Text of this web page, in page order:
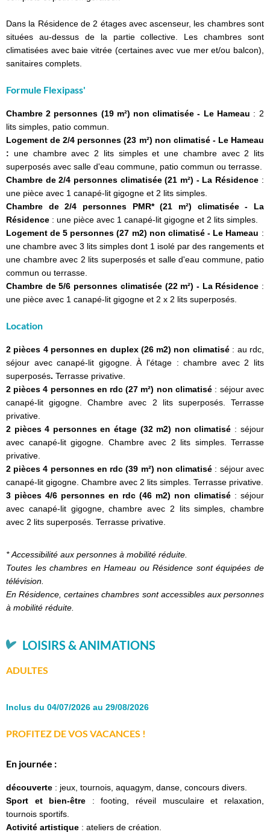
Dans la Résidence de 2 étages avec ascenseur, les chambres sont
situées au-dessus de la partie collective. Les chambres sont
climatisées avec baie vitrée (certaines avec vue mer et/ou balcon),
sanitaires complets.
Formule Flexipass'
Chambre 2 personnes (19 m²) non climatisée - Le Hameau : 2
lits simples, patio commun.
Logement de 2/4 personnes (23 m²) non climatisé - Le Hameau
: une chambre avec 2 lits simples et une chambre avec 2 lits
superposés avec salle d'eau commune, patio commun ou terrasse.
Chambre de 2/4 personnes climatisée (21 m²) - La Résidence :
une pièce avec 1 canapé-lit gigogne et 2 lits simples.
Chambre de 2/4 personnes PMR* (21 m²) climatisée - La
Résidence : une pièce avec 1 canapé-lit gigogne et 2 lits simples.
Logement de 5 personnes (27 m2) non climatisé - Le Hameau :
une chambre avec 3 lits simples dont 1 isolé par des rangements et
une chambre avec 2 lits superposés et salle d'eau commune, patio
commun ou terrasse.
Chambre de 5/6 personnes climatisée (22 m²) - La Résidence :
une pièce avec 1 canapé-lit gigogne et 2 x 2 lits superposés.
Location
2 pièces 4 personnes en duplex (26 m2) non climatisé : au rdc,
séjour avec canapé-lit gigogne. À l'étage : chambre avec 2 lits
superposés. Terrasse privative.
2 pièces 4 personnes en rdc (27 m²) non climatisé : séjour avec
canapé-lit gigogne. Chambre avec 2 lits superposés. Terrasse
privative.
2 pièces 4 personnes en étage (32 m2) non climatisé : séjour
avec canapé-lit gigogne. Chambre avec 2 lits simples. Terrasse
privative.
2 pièces 4 personnes en rdc (39 m²) non climatisé : séjour avec
canapé-lit gigogne. Chambre avec 2 lits simples. Terrasse privative.
3 pièces 4/6 personnes en rdc (46 m2) non climatisé : séjour
avec canapé-lit gigogne, chambre avec 2 lits simples, chambre
avec 2 lits superposés. Terrasse privative.
* Accessibilité aux personnes à mobilité réduite.
Toutes les chambres en Hameau ou Résidence sont équipées de
télévision.
En Résidence, certaines chambres sont accessibles aux personnes
à mobilité réduite.
LOISIRS & ANIMATIONS
ADULTES
Inclus du 04/07/2026 au 29/08/2026
PROFITEZ DE VOS VACANCES !
En journée :
découverte : jeux, tournois, aquagym, danse, concours divers.
Sport et bien-être : footing, réveil musculaire et relaxation,
tournois sportifs.
Activité artistique : ateliers de création.